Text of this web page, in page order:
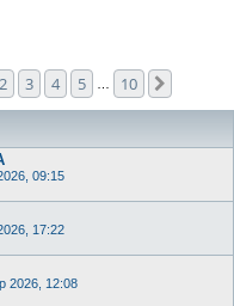
1 из
2 3 4 5 10
09:15
17:22
2026, 12:08